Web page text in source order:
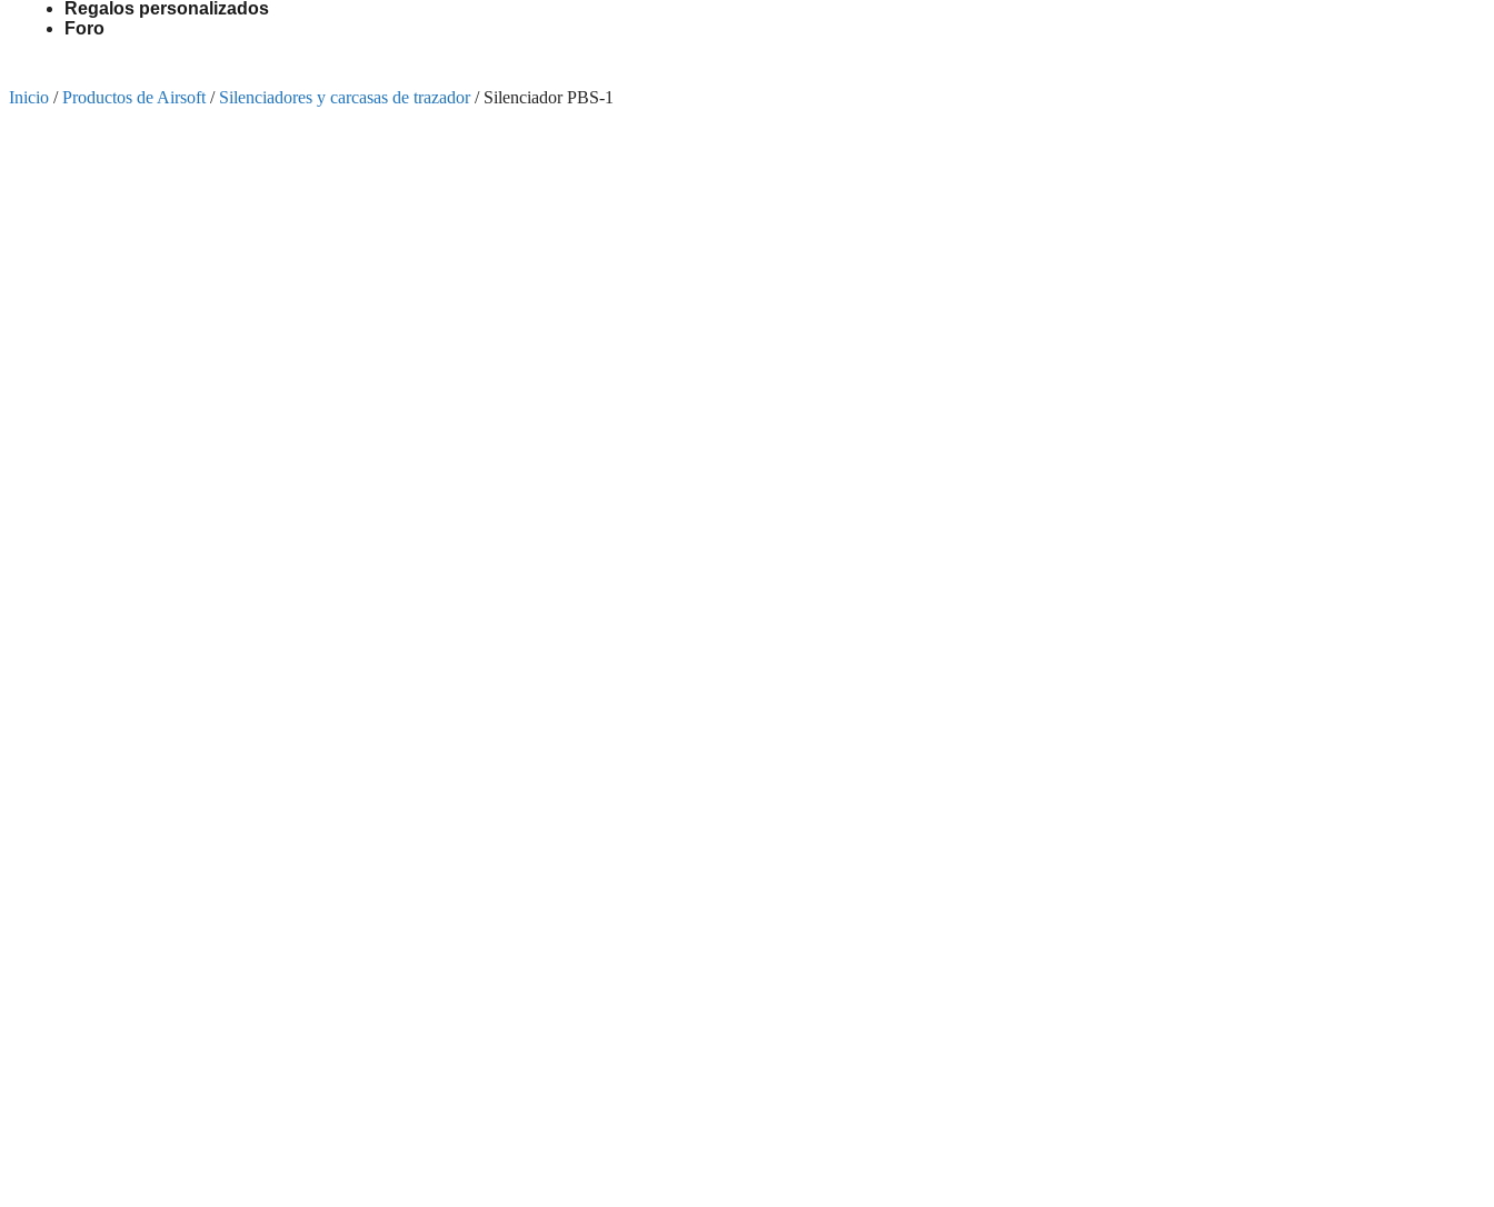
Regalos personalizados
Foro
Inicio /Productos de Airsoft / Silenciadores y carcasas de trazador/ Silenciador PBS-1